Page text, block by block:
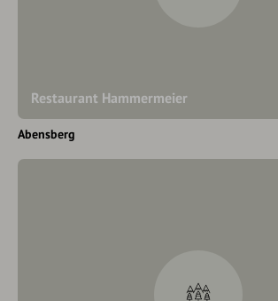
Restaurant Hammermeier
Abensberg